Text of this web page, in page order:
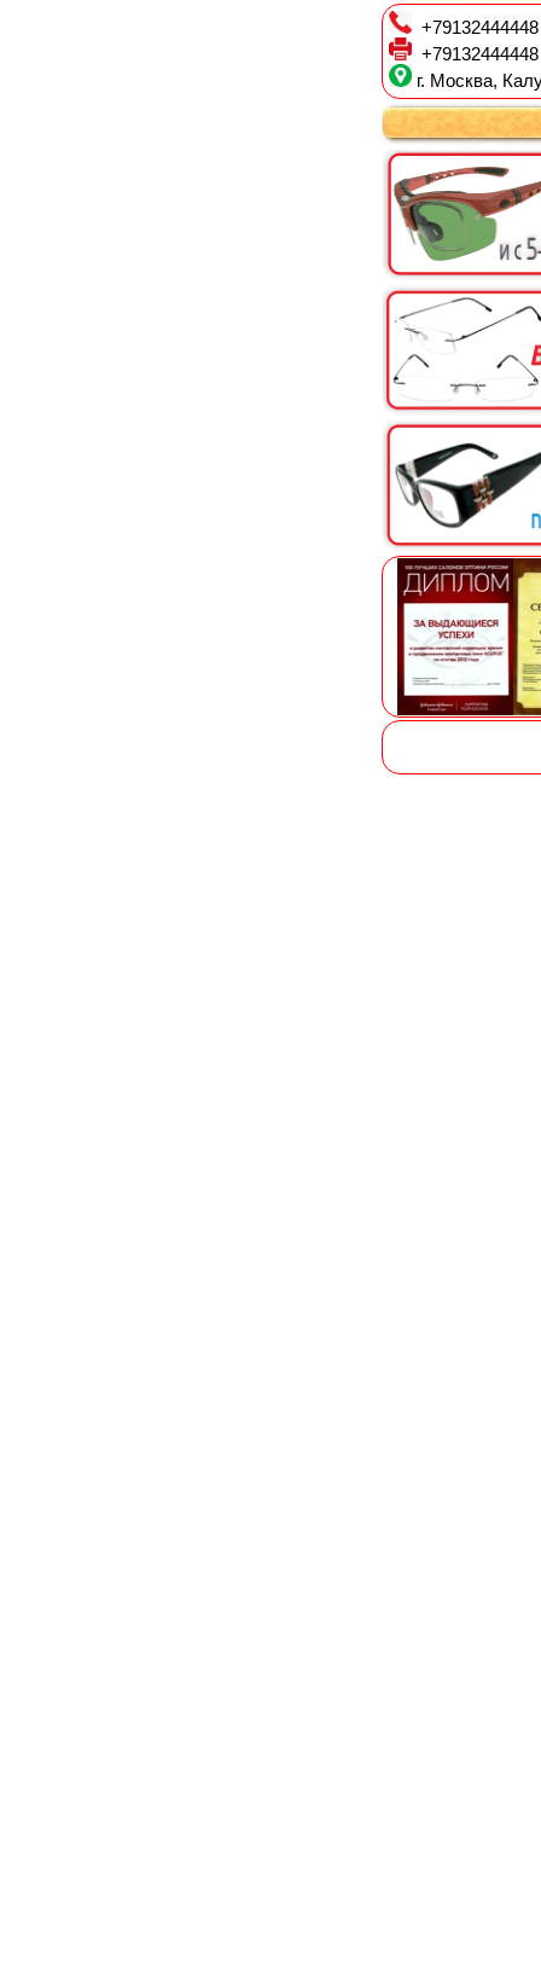
+79132444448
+79132444448
г. Москва,